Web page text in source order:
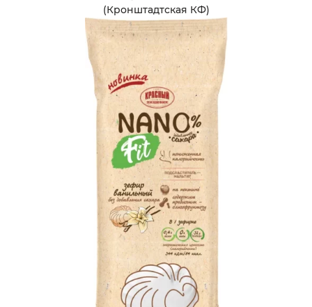
(Кронштадтская КФ)